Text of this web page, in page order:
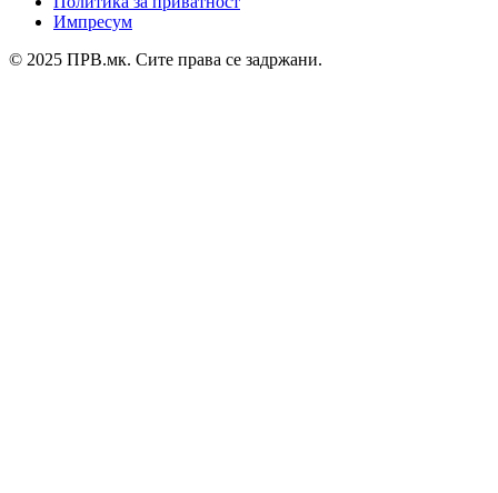
Импресум
© 2025 ПРВ.мк. Сите права се задржани.